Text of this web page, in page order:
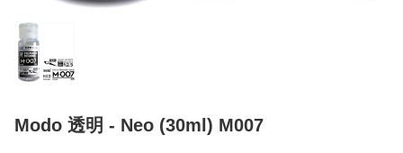
Modo 透明 - Neo (30ml) M007